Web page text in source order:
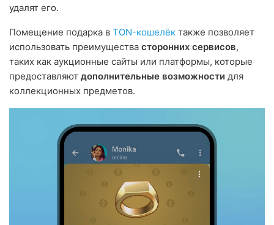
удалят его.
Помещение подарка в TON-кошелёк также позволяет
использовать преимущества сторонних сервисов,
таких как аукционные сайты или платформы, которые
предоставляют дополнительные возможности для
коллекционных предметов.